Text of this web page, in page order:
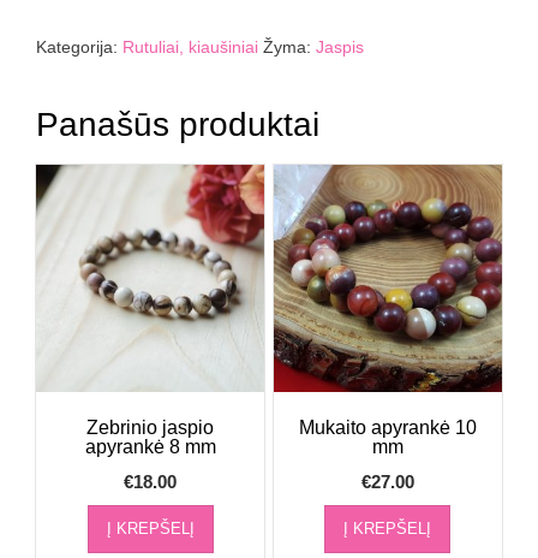
rutulys
157
g
Kategorija: Rutuliai, kiaušiniai Žyma: Jaspis
Panašūs produktai
Zebrinio jaspio
apyrankė 8 mm
€18.00
Į KREPŠELĮ
Mukaito apyrankė 10
mm
€27.00
Į KREPŠELĮ